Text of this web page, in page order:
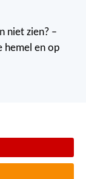
niet zien? –
hemel en op